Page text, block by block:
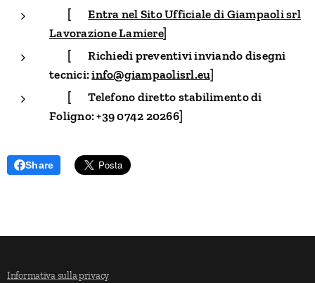
[🌐Entra nel Sito Ufficiale di Giampaoli srl
Lavorazione Lamiere]
[✉️ Richiedi preventivi inviando disegni
tecnici:info@giampaolisrl.eu]
[📞 Telefono diretto stabilimento di
Foligno: +39 0742 20266]
Share
Informativa sulla privacy